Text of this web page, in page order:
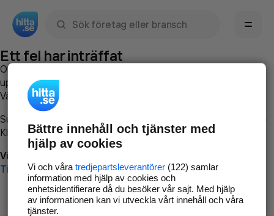
Ett fel har inträffat
Om du vill kan du
uppstod så att vi lättare och snabbare kan avhjälpa det.
Vänligen försök med följande:
Surfa till
Klicka påTillbaka-knappen i webbläsaren och försök igen
Vi beklagar besväret!
Till startsidan
Bättre innehåll och tjänster med
hjälp av cookies
Vi och våra tredjepartsleverantörer(122) samlar
information med hjälp av cookies och
enhetsidentifierare då du besöker vår sajt. Med hjälp
av informationen kan vi utveckla vårt innehåll och våra
tjänster.